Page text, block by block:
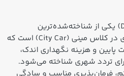
– دوو ماتیز (Daewoo Matiz) یکی از شناخته‌شده‌ترین
خودروهای شهری و اقتصادی در کلاس مینی (City Car) است که
و هزینه نگهداری اندک،
تردد شهری شناخته می‌شود.